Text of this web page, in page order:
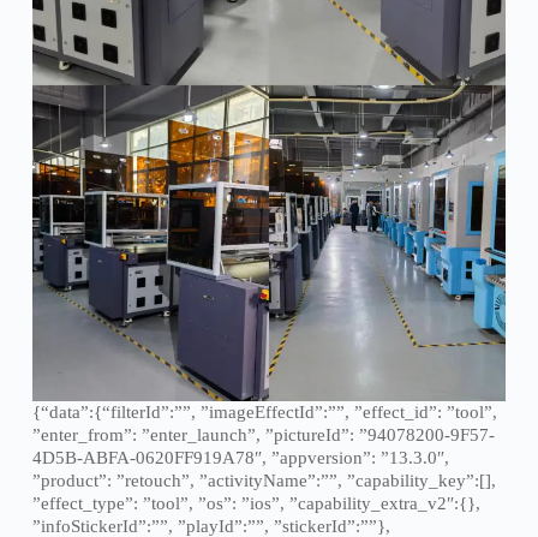
{“data”:{“filterId”:””, ”imageEffectId”:””, ”effect_id”: ”tool”,
”enter_from”: ”enter_launch”, ”pictureId”: ”94078200-9F57-
4D5B-ABFA-0620FF919A78″, ”appversion”: ”13.3.0″,
”product”: ”retouch”, ”activityName”:””, ”capability_key”:[],
”effect_type”: ”tool”, ”os”: ”ios”, ”capability_extra_v2″:{},
”infoStickerId”:””, ”playId”:””, ”stickerId”:””},